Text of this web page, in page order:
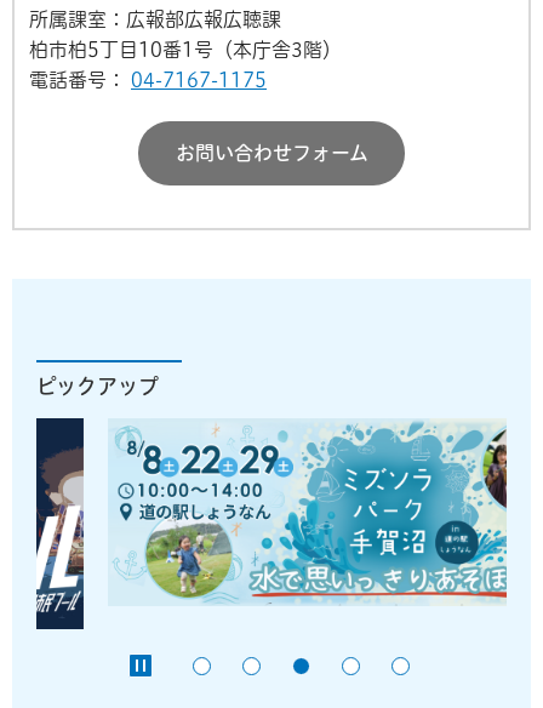
所属課室：広報部広報広聴課
柏市柏5丁目10番1号（本庁舎3階）
電話番号：
04-7167-1175
お問い合わせフォーム
ピックアップ